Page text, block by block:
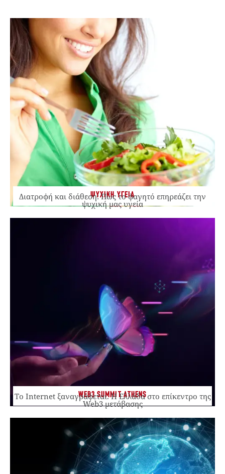
ΨΥΧΙΚΗ ΥΓΕΙΑ
Διατροφή και διάθεση: Πώς το φαγητό επηρεάζει την
ψυχική μας υγεία
WEB3 SUMMIT ATHENS
Το Internet ξαναγράφεται. Η Ελλάδα στο επίκεντρο της
Web3 μετάβασης